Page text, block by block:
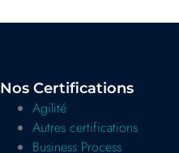
Nos Certifications
Agilité
Autres certifications
Business Process